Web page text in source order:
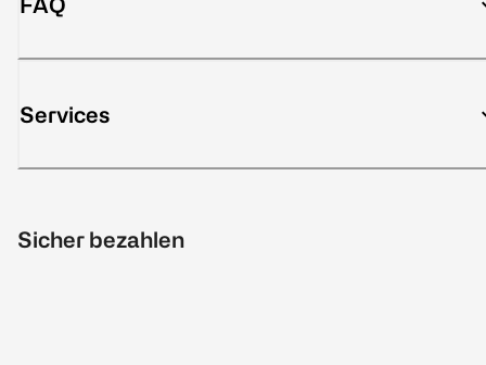
FAQ
Services
Sicher bezahlen